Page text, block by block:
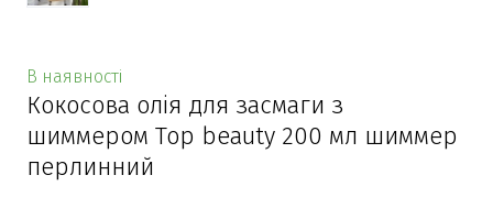
В наявності
Кокосова олія для засмаги з
шиммером Top beauty 200 мл шиммер
перлинний